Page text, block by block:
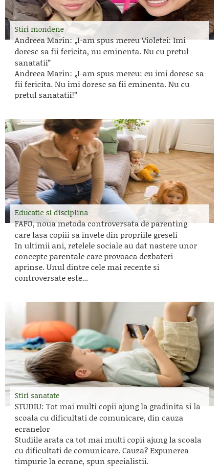
Stiri mondene
Andreea Marin: „I-am spus mereu Violetei: Imi
doresc sa fii fericita, nu eminenta. Nu cu pretul
sanatatii”
Andreea Marin: „I-am spus mereu: eu imi doresc sa
fii fericita. Nu imi doresc sa fii eminenta. Nu cu
pretul sanatatii!”
Educatie si disciplina
FAFO, noua metoda controversata de parenting
care lasa copiii sa invete din propriile greseli
In ultimii ani, retelele sociale au dat nastere unor
concepte parentale care provoaca dezbateri
aprinse. Unul dintre cele mai recente si
controversate este...
Stiri sanatate
STUDIU: Tot mai multi copii ajung la gradinita si la
scoala cu dificultati de comunicare, din cauza
ecranelor
Studiile arata ca tot mai multi copii ajung la scoala
cu dificultati de comunicare. Cauza? Expunerea
timpurie la ecrane, spun specialistii.